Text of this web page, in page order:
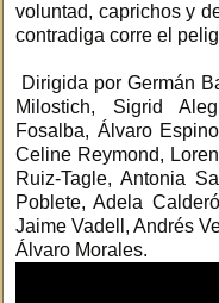
voluntad, caprichos y
contradiga corre el
Dirigida por Germán
Milostich, Sigrid
Fosalba, Álvaro
Celine Reymond,
Ruiz-Tagle, Antonia
Poblete, Adela
Jaime Vadell, Andrés
Álvaro Morales.